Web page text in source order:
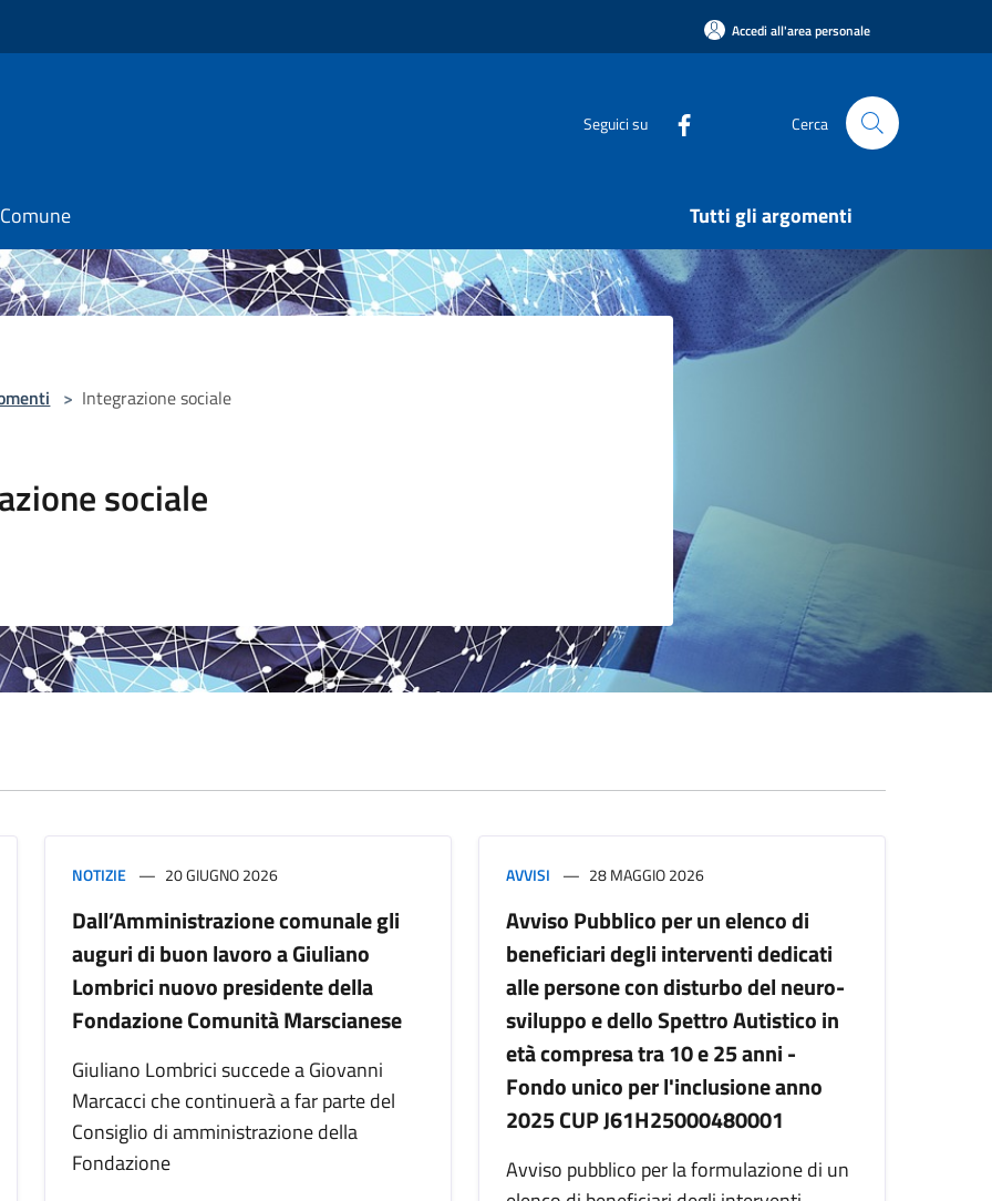
Accedi all'area personale
Seguici su Cerca
Tutti gli argomenti
> Integrazione sociale
sociale
NOTIZIE 20 GIUGNO 2026
Dall’Amministrazione comunale gli
auguri di buon lavoro a Giuliano
Lombrici nuovo presidente della
Fondazione Comunità Marscianese
Giuliano Lombrici succede a Giovanni
Marcacci che continuerà a far parte del
Consiglio di amministrazione della
Fondazione
AVVISI 28 MAGGIO 2026
Avviso Pubblico per un elenco di
beneficiari degli interventi dedicati
alle persone con disturbo del neuro-
sviluppo e dello Spettro Autistico in
età compresa tra 10 e 25 anni -
Fondo unico per l'inclusione anno
2025 CUP J61H25000480001
Avviso pubblico per la formulazione di un